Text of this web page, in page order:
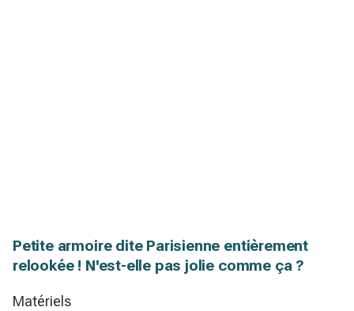
Petite armoire dite Parisienne entièrement
relookée ! N'est-elle pas jolie comme ça ?
Matériels